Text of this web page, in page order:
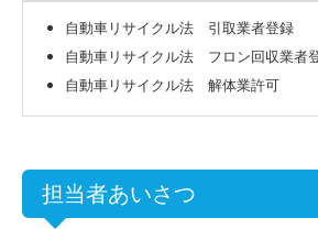
自動車リサイクル法 引取業者登録
自動車リサイクル法 フロン回収業者
自動車リサイクル法 解体業許可
担当者あいさつ